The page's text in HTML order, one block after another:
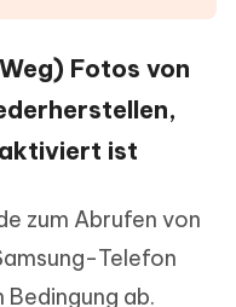
Fotos von
ist
zum Abrufen von
Telefon
ab.